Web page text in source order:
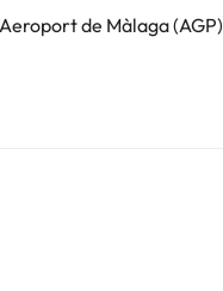
Aeroport de Màlaga (AGP)